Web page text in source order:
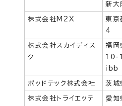
新大
株式会社M2X
東京
4
株式会社スカイディス
ク
福岡
10-
ibb
ポッドテック株式会社 茨城
株式会社トライエッテ
愛